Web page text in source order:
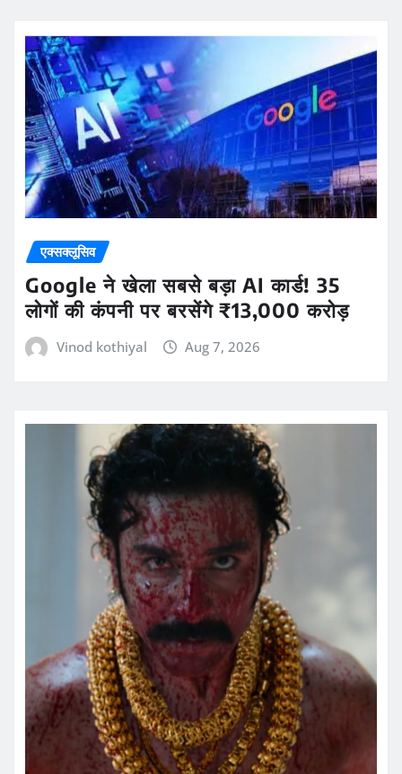
एक्सक्लूसिव
Google ने खेला सबसे बड़ा AI कार्ड! 35
लोगों की कंपनी पर बरसेंगे ₹13,000 करोड़
Vinod kothiyal Aug 7, 2026